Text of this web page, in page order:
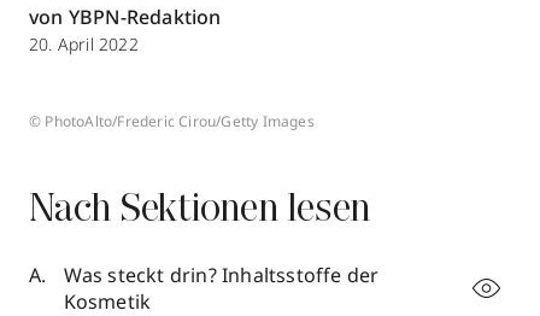
von YBPN-Redaktion
20. April 2022
© PhotoAlto/Frederic Cirou/Getty Images
Nach Sektionen lesen
Was steckt drin? Inhaltsstoffe der
Kosmetik